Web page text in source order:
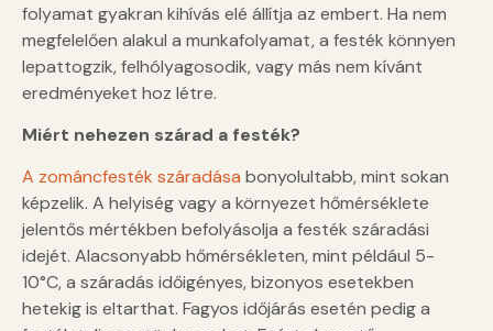
folyamat gyakran kihívás elé állítja az embert. Ha nem
megfelelően alakul a munkafolyamat, a festék könnyen
lepattogzik, felhólyagosodik, vagy más nem kívánt
eredményeket hoz létre.
Miért nehezen szárad a festék?
A zománcfesték száradása bonyolultabb, mint sokan
képzelik. A helyiség vagy a környezet hőmérséklete
jelentős mértékben befolyásolja a festék száradási
idejét. Alacsonyabb hőmérsékleten, mint például 5-
10°C, a száradás időigényes, bizonyos esetekben
hetekig is eltarthat. Fagyos időjárás esetén pedig a